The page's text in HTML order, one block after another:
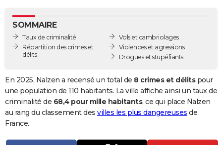
GUIDES D'ACHAT
BONS PLANS
Carte de Noël
Carte Bonne année
Carte Saint-Valentin
Carte Pâques
Carte d'anniversaire
DICTIONNAIRE
Dictionnaire
Biographies
Citations
Expressions
Proverbes
PROGRAMME TV
SOMMAIRE
Taux de criminalité
Répartition des crimes et
délits
Vols et cambriolages
Violences et agressions
Drogues et stupéfiants
En 2025, Nalzen a recensé un total de 8 crimes et délitspour
une population de 110 habitants. La ville affiche ainsi un taux de
criminalité de 68,4 pour mille habitants, ce qui place Nalzen
au rang du classement des villes les plus dangereuses de
France.